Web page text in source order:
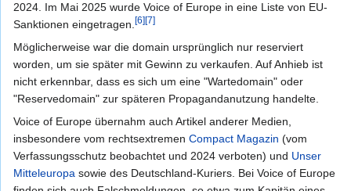
2024. Im Mai 2025 wurde Voice of Europe in eine Liste von EU-
Sanktionen eingetragen. [6][7]
Möglicherweise war die domain ursprünglich nur reserviert
worden, um sie später mit Gewinn zu verkaufen. Auf Anhieb ist
nicht erkennbar, dass es sich um eine "Wartedomain" oder
"Reservedomain" zur späteren Propagandanutzung handelte.
Voice of Europe übernahm auch Artikel anderer Medien,
insbesondere vom rechtsextremen Compact Magazin (vom
Verfassungsschutz beobachtet und 2024 verboten) und Unser
Mitteleuropa sowie des Deutschland-Kuriers. Bei Voice of Europe